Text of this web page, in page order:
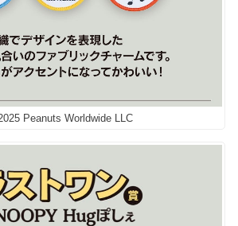
Peanuts Worldwide LLC